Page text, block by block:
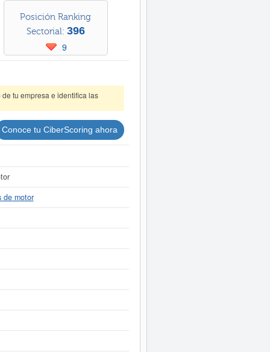
Posición Ranking
Sectorial: 396
9
tu empresa e identifica las
Conoce tu CiberScoring ahora
de motor